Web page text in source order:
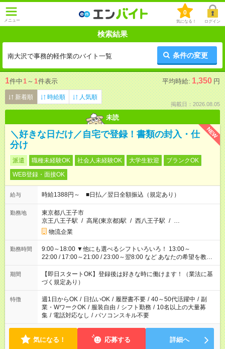
メニュー
0
気になる！ ログイン
検索結果
南大沢で事務的軽作業のバイト一覧 条件の変更
1件中1 ～ 1件表示 平均時給: 1,350 円
新着順 時給順 人気順
掲載日：2026.08.05
未読
NEW
＼好きな日だけ／自宅で登録！書類の封入・仕
分け
派遣 職種未経験OK 社会人未経験OK 大学生歓迎
ブランクOK
WEB登録・面接OK
給与 時給1388円～ ■日払／翌日全額振込（規定あり）
勤務地
東京都八王子市
京王八王子駅 / 高尾(東京都)駅 / 西八王子駅 / …
物流企業
勤務時間
9:00～18:00 ▼他にも選べるシフトいろいろ！ 13:00～
22:00 / 17:00～21:00 / 23:00～翌8:00 など あなたの希望を教え
てください！
期間
【即日スタートOK】登録後は好きな時に働けます！（業法に基
づく規定あり）
特徴 週1日からOK / 日払いOK / 履歴書不要 / 40～50代活躍中 / 副
業・WワークOK / 服装自由 / シフト勤務 / 10名以上の大量募
集 / 電話対応なし / パソコンスキル不要
気になる！ 応募する 詳細へ